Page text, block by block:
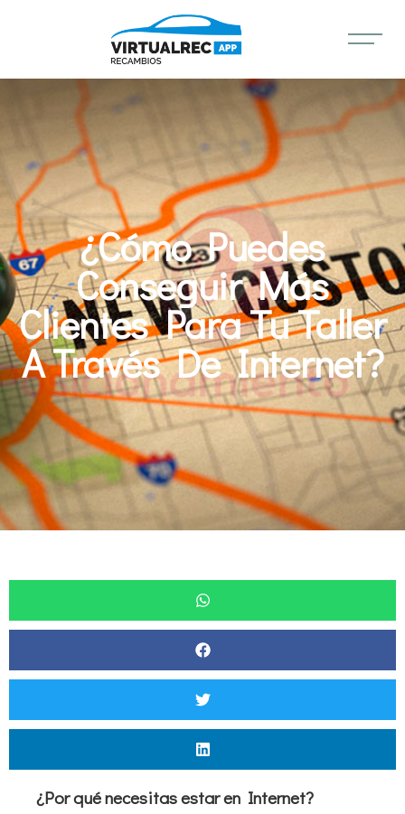
¿Cómo Puedes
Conseguir Más
Clientes Para Tu Taller
A Través De Internet?
¿Por qué necesitas estar en Internet?